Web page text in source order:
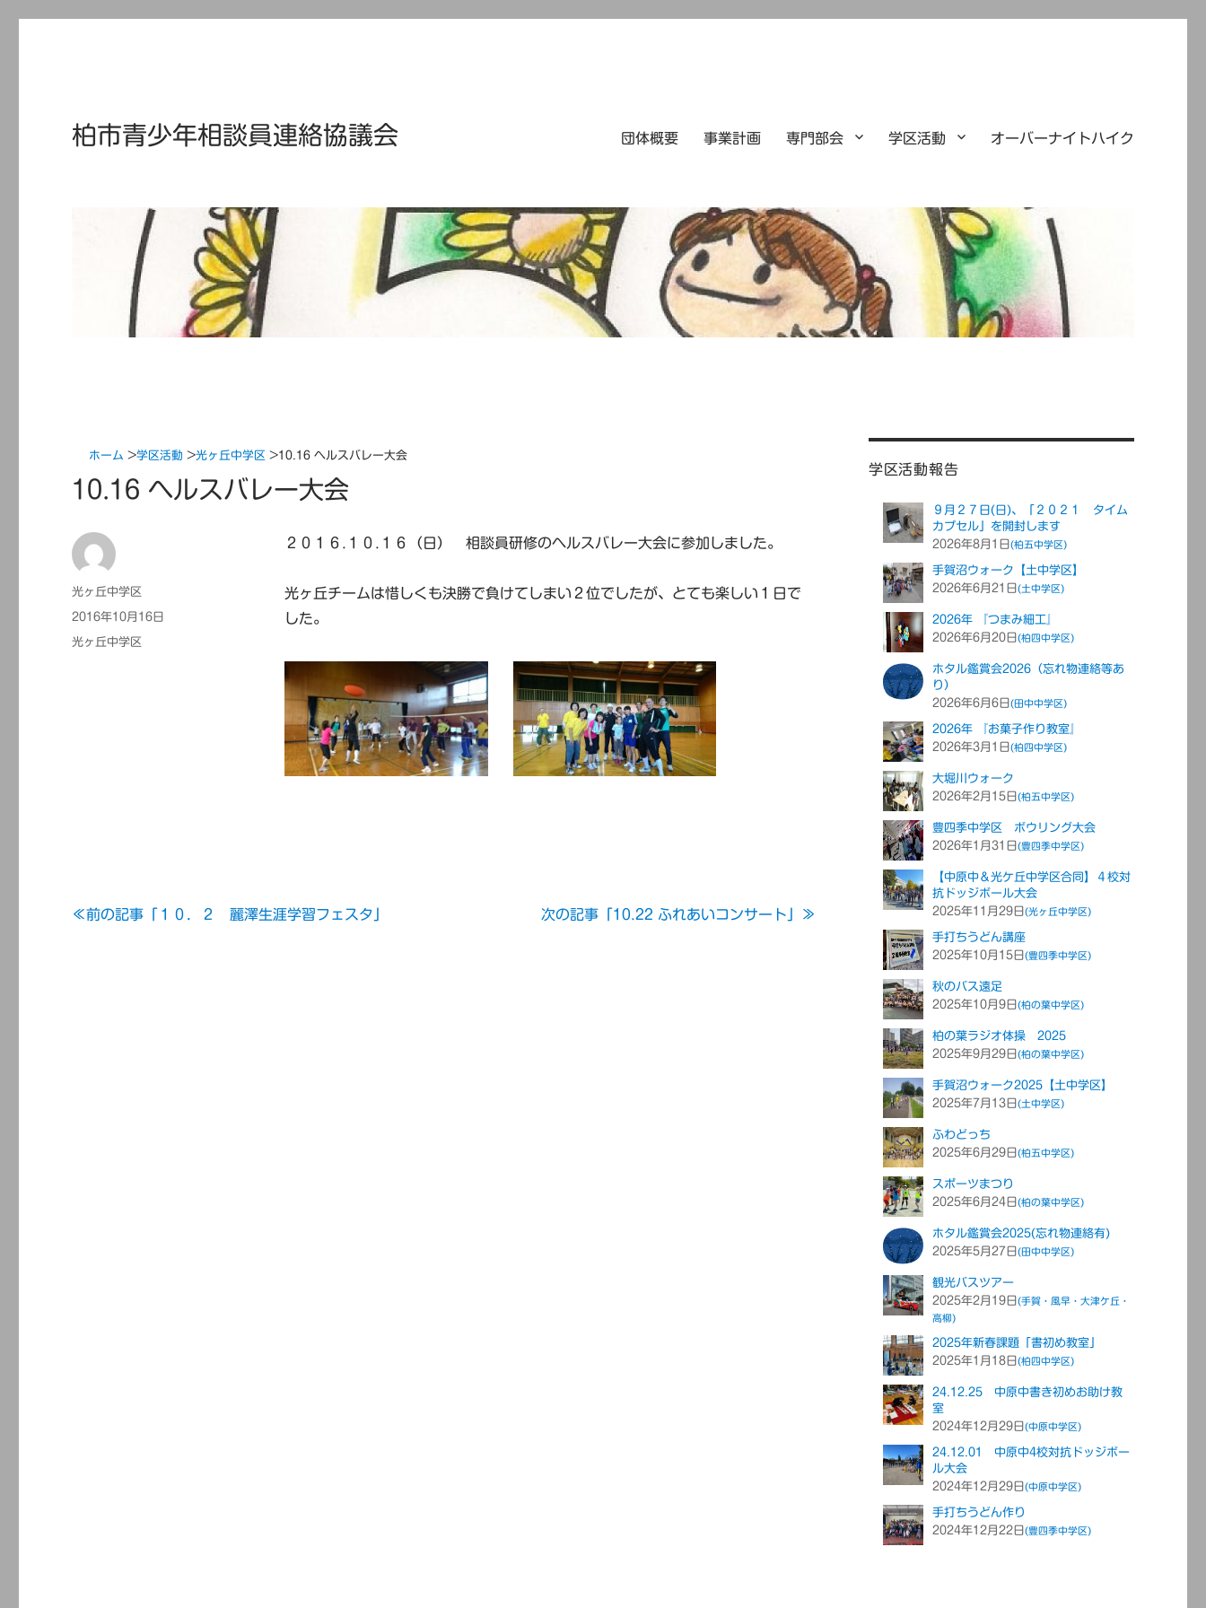
柏市青少年相談員連絡協議会 団体概要 事業計画 専門部会 学区活動 オーバーナイトハイク
ホーム >学区活動 >光ヶ丘中学区 >10.16 ヘルスバレー大会
10.16 ヘルスバレー大会
２０１６.１０.１６（日） 相談員研修のヘルスバレー大会に参加しました。
光ヶ丘チームは惜しくも決勝で負けてしまい２位でしたが、とても楽しい１日で
した。
投
稿
光ヶ丘中学区
投
稿
2016年10月16日
カ
光ヶ丘中学区
≪前の記事「１０．２ 麗澤生涯学習フェスタ」 次の記事「10.22 ふれあいコンサート」≫
学区活動報告
９月２７日(日)、「２０２１ タイム
カプセル」を開封します
2026年8月1日(柏五中学区)
手賀沼ウォーク【土中学区】
2026年6月21日(土中学区)
2026年 『つまみ細工』
2026年6月20日(柏四中学区)
ホタル鑑賞会2026（忘れ物連絡等あ
り）
2026年6月6日(田中中学区)
2026年 『お菓子作り教室』
2026年3月1日(柏四中学区)
大堀川ウォーク
2026年2月15日(柏五中学区)
豊四季中学区 ボウリング大会
2026年1月31日(豊四季中学区)
【中原中＆光ケ丘中学区合同】４校対
抗ドッジボール大会
2025年11月29日(光ヶ丘中学区)
手打ちうどん講座
2025年10月15日(豊四季中学区)
秋のバス遠足
2025年10月9日(柏の葉中学区)
柏の葉ラジオ体操 2025
2025年9月29日(柏の葉中学区)
手賀沼ウォーク2025【土中学区】
2025年7月13日(土中学区)
ふわどっち
2025年6月29日(柏五中学区)
スポーツまつり
2025年6月24日(柏の葉中学区)
ホタル鑑賞会2025(忘れ物連絡有)
2025年5月27日(田中中学区)
観光バスツアー
2025年2月19日(手賀・風早・大津ケ丘・
高柳)
2025年新春課題「書初め教室」
2025年1月18日(柏四中学区)
24.12.25 中原中書き初めお助け教
室
2024年12月29日(中原中学区)
24.12.01 中原中4校対抗ドッジボー
ル大会
2024年12月29日(中原中学区)
手打ちうどん作り
2024年12月22日(豊四季中学区)